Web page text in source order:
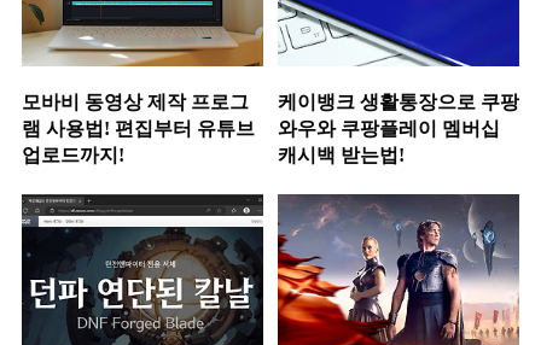
모바비 동영상 제작 프로그
램 사용법! 편집부터 유튜브
업로드까지!
케이뱅크 생활통장으로 쿠팡
와우와 쿠팡플레이 멤버십
캐시백 받는법!